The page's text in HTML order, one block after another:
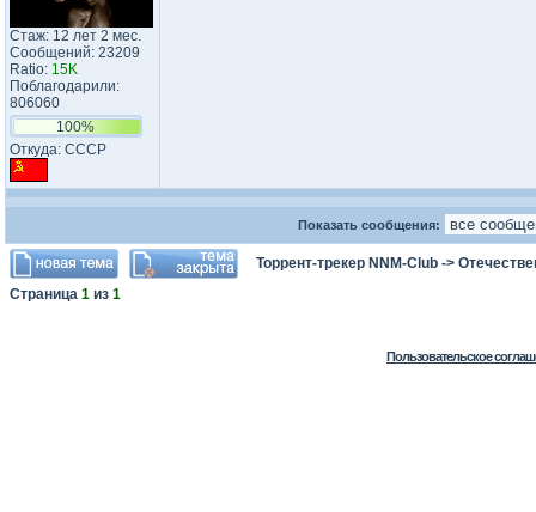
Стаж: 12 лет 2 мес.
Сообщений: 23209
Ratio: 15K
Поблагодарили:
806060
100%
Откуда: CCCP
Показать сообщения:
Торрент-трекер NNM-Club ->
Страница 1 из 1
Пользовательское